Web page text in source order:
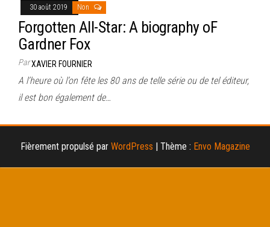
30 août 2019 Non
Forgotten All-Star: A biography oF
Gardner Fox
ParXAVIER FOURNIER
A l’heure où l’on fête les 80 ans de telle série ou de tel éditeur,
il est bon également de…
Fièrement propulsé par WordPress Thème : Envo Magazine